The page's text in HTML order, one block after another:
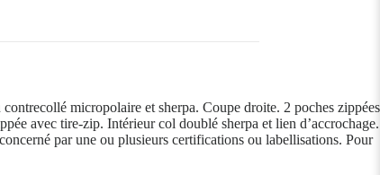
micropolaire et sherpa. Coupe droite. 2 poches zippées
avec tire-zip. Intérieur col doublé sherpa et lien d’accrochage.
par une ou plusieurs certifications ou labellisations. Pour